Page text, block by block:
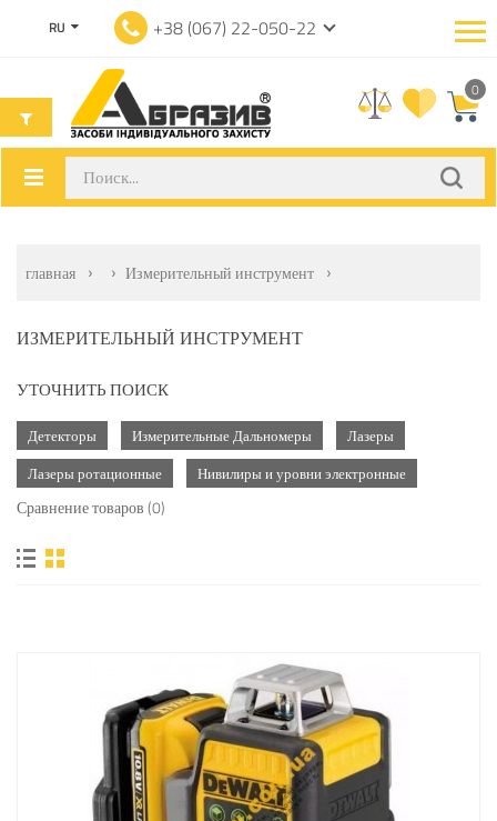
RU +38 (067) 22-050-22
0
главная Измерительный инструмент
ИЗМЕРИТЕЛЬНЫЙ ИНСТРУМЕНТ
УТОЧНИТЬ ПОИСК
Детекторы Измерительные Дальномеры
Лазеры
Лазеры ротационные
Нивилиры и уровни электронные
Сравнение товаров (0)